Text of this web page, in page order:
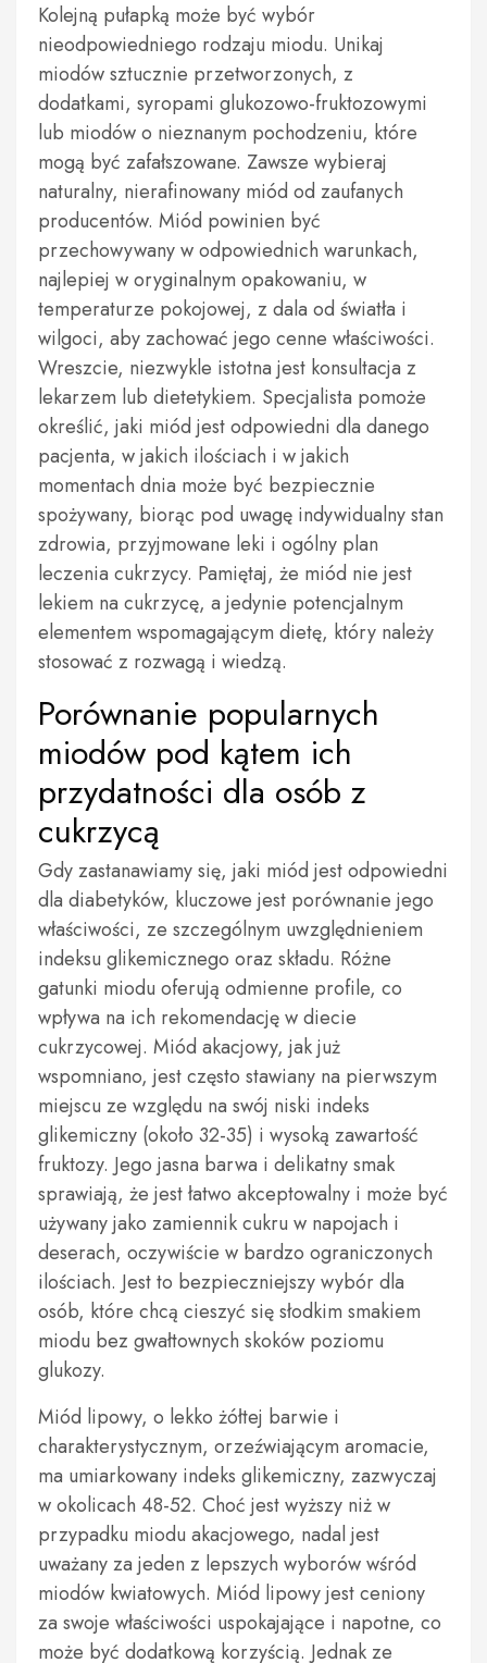
Kolejną pułapką może być wybór
nieodpowiedniego rodzaju miodu. Unikaj
miodów sztucznie przetworzonych, z
dodatkami, syropami glukozowo-fruktozowymi
lub miodów o nieznanym pochodzeniu, które
mogą być zafałszowane. Zawsze wybieraj
naturalny, nierafinowany miód od zaufanych
producentów. Miód powinien być
przechowywany w odpowiednich warunkach,
najlepiej w oryginalnym opakowaniu, w
temperaturze pokojowej, z dala od światła i
wilgoci, aby zachować jego cenne właściwości.
Wreszcie, niezwykle istotna jest konsultacja z
lekarzem lub dietetykiem. Specjalista pomoże
określić, jaki miód jest odpowiedni dla danego
pacjenta, w jakich ilościach i w jakich
momentach dnia może być bezpiecznie
spożywany, biorąc pod uwagę indywidualny stan
zdrowia, przyjmowane leki i ogólny plan
leczenia cukrzycy. Pamiętaj, że miód nie jest
lekiem na cukrzycę, a jedynie potencjalnym
elementem wspomagającym dietę, który należy
stosować z rozwagą i wiedzą.
Porównanie popularnych
miodów pod kątem ich
przydatności dla osób z
cukrzycą
Gdy zastanawiamy się, jaki miód jest odpowiedni
dla diabetyków, kluczowe jest porównanie jego
właściwości, ze szczególnym uwzględnieniem
indeksu glikemicznego oraz składu. Różne
gatunki miodu oferują odmienne profile, co
wpływa na ich rekomendację w diecie
cukrzycowej. Miód akacjowy, jak już
wspomniano, jest często stawiany na pierwszym
miejscu ze względu na swój niski indeks
glikemiczny (około 32-35) i wysoką zawartość
fruktozy. Jego jasna barwa i delikatny smak
sprawiają, że jest łatwo akceptowalny i może być
używany jako zamiennik cukru w napojach i
deserach, oczywiście w bardzo ograniczonych
ilościach. Jest to bezpieczniejszy wybór dla
osób, które chcą cieszyć się słodkim smakiem
miodu bez gwałtownych skoków poziomu
glukozy.
Miód lipowy, o lekko żółtej barwie i
charakterystycznym, orzeźwiającym aromacie,
ma umiarkowany indeks glikemiczny, zazwyczaj
w okolicach 48-52. Choć jest wyższy niż w
przypadku miodu akacjowego, nadal jest
uważany za jeden z lepszych wyborów wśród
miodów kwiatowych. Miód lipowy jest ceniony
za swoje właściwości uspokajające i napotne, co
może być dodatkową korzyścią. Jednak ze